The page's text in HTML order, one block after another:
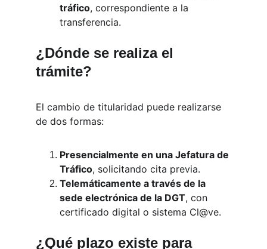
tráfico, correspondiente a la
transferencia.
¿Dónde se realiza el
trámite?
El cambio de titularidad puede realizarse
de dos formas:
Presencialmente en una Jefatura de
Tráfico, solicitando cita previa.
Telemáticamente a través de la
sede electrónica de la DGT, con
certificado digital o sistema Cl@ve.
¿Qué plazo existe para